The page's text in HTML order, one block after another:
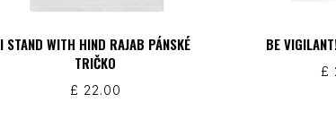
I STAND WITH HIND RAJAB PÁNSKÉ
TRIČKO
£ 22.00
BE
£